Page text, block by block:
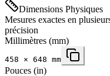
Dimensions Physiques
Mesures exactes en
précision
Millimètres (mm)
458 × 648 mm
Pouces (in)